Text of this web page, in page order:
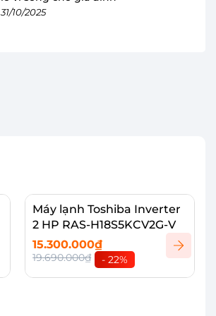
31/10/2025
Máy lạnh Toshiba Inverter
2 HP RAS-H18S5KCV2G-V
15.300.000₫
19.690.000₫ - 22%